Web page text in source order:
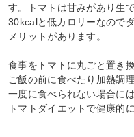
す。トマトは甘みがあり生
30kcalと低カロリーなので
メリットがあります。
食事をトマトに丸ごと置き
ご飯の前に食べたり加熱調
一度に食べられない場合に
トマトダイエットで健康的